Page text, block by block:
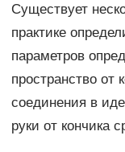
Существует
практике
параметров
пространство от
соединения в
руки от кончика